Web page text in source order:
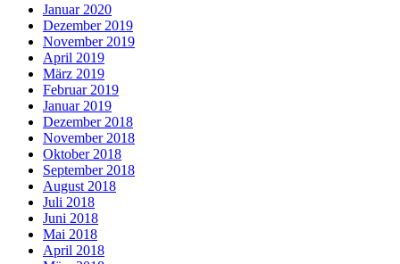
Januar 2020
Dezember 2019
November 2019
April 2019
März 2019
Februar 2019
Januar 2019
Dezember 2018
November 2018
Oktober 2018
September 2018
August 2018
Juli 2018
Juni 2018
Mai 2018
April 2018